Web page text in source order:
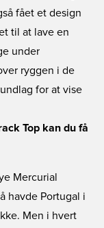
fået et design
til at lave en
under
ryggen i de
for at vise
Top kan du få
Mercurial
havde Portugal i
Men i hvert